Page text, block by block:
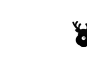
Aller
Aller
au